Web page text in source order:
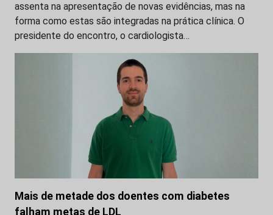
assenta na apresentação de novas evidências, mas na
forma como estas são integradas na prática clínica. O
presidente do encontro, o cardiologista…
Mais de metade dos doentes com diabetes
falham metas de LDL